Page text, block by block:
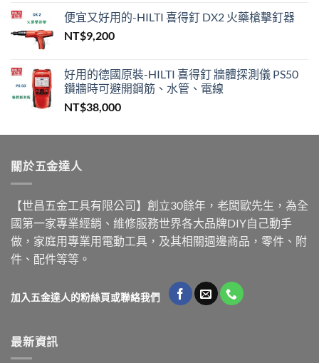
便宜又好用的-HILTI 喜得釘 DX2 火藥槍擊釘器
NT$9,200
好用的德國原裝-HILTI 喜得釘 牆體探測儀 PS50
鑽牆時可避開鋼筋、水管、電線
NT$38,000
關於五金達人
【世昌五金工具有限公司】創立30餘年，老闆歐先生，為全
國第一家專業經銷、維修服務世界各大品牌DIY自己動手
做，家庭用專業用電動工具，及其相關週邊商品，零件、附
件、配件等等。
加入五金達人的粉絲頁或聯絡我們
最新資訊